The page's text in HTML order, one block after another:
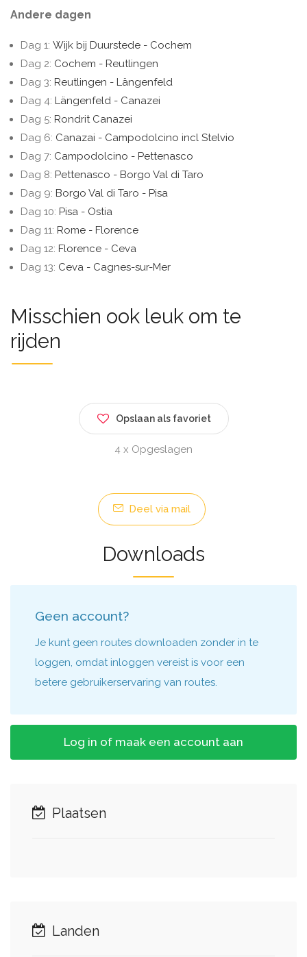
Andere dagen
Dag 1: Wijk bij Duurstede - Cochem
Dag 2: Cochem - Reutlingen
Dag 3: Reutlingen - Längenfeld
Dag 4: Längenfeld - Canazei
Dag 5: Rondrit Canazei
Dag 6: Canazai - Campodolcino incl Stelvio
Dag 7: Campodolcino - Pettenasco
Dag 8: Pettenasco - Borgo Val di Taro
Dag 9: Borgo Val di Taro - Pisa
Dag 10: Pisa - Ostia
Dag 11: Rome - Florence
Dag 12: Florence - Ceva
Dag 13: Ceva - Cagnes-sur-Mer
Misschien ook leuk om te
rijden
Opslaan als favoriet
4 x Opgeslagen
Deel via mail
Downloads
Geen account?
Je kunt geen routes downloaden zonder in te
loggen, omdat inloggen vereist is voor een
betere gebruikerservaring van routes.
Log in of maak een account aan
Plaatsen
Landen